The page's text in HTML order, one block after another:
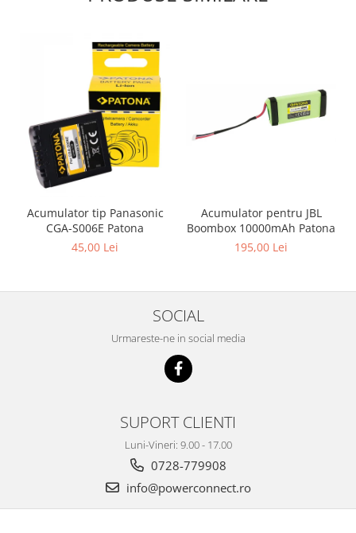
Acumulator tip Panasonic
CGA-S006E Patona
45,00 Lei
Acumulator pentru JBL
Boombox 10000mAh Patona
195,00 Lei
SOCIAL
Urmareste-ne in social media
SUPORT CLIENTI
Luni-Vineri: 9.00 - 17.00
0728-779908
info@powerconnect.ro